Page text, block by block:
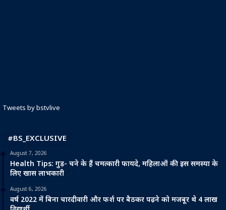
Tweets by bstvlive
#BS_EXCLUSIVE
August 7, 2026
Health Tips: गुड़- चने के हैं चमत्कारी फायदे, महिलाओं की इस समस्या के
लिए खास लाभकारी
August 6, 2026
वर्ष 2022 में बिना चारदीवारी और फर्श पर बैठकर पढ़ने को मजबूर थे 4 लाख